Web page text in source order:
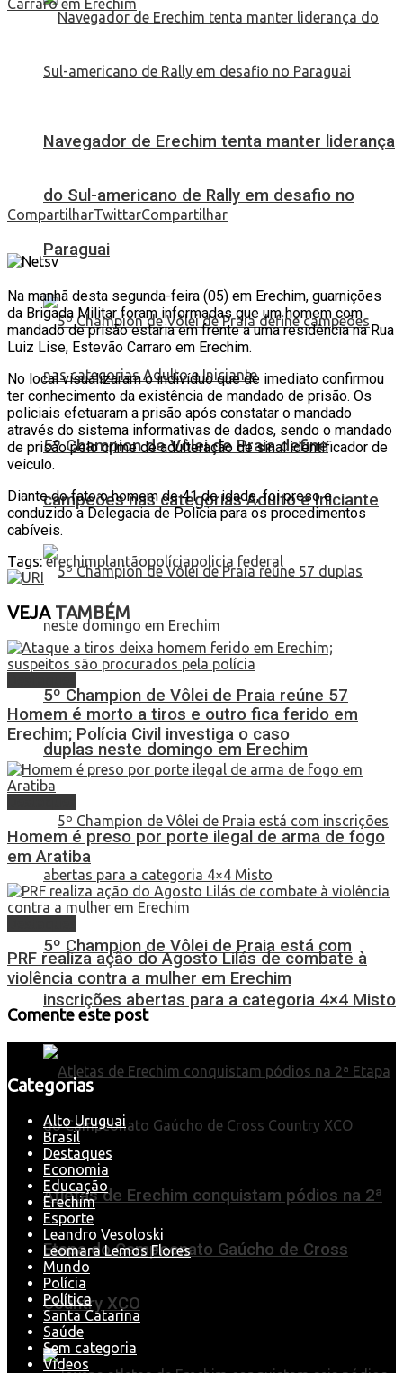
Navegador de Erechim tenta manter liderança
do Sul-americano de Rally em desafio no
Paraguai
5º Champion de Vôlei de Praia define
campeões nas categorias Adulto e Iniciante
5º Champion de Vôlei de Praia reúne 57
duplas neste domingo em Erechim
5º Champion de Vôlei de Praia está com
inscrições abertas para a categoria 4×4 Misto
Atletas de Erechim conquistam pódios na 2ª
Etapa do Campeonato Gaúcho de Cross
Country XCO
CompartilharTwittarCompartilhar
Na manhã desta segunda-feira (05) em Erechim, guarnições
da Brigada Militar foram informadas que um homem com
mandado de prisão estaria em frente a uma residência na Rua
Luiz Lise, Estevão Carraro em Erechim.
No local visualizaram o indivíduo que de imediato confirmou
ter conhecimento da existência de mandado de prisão. Os
policiais efetuaram a prisão após constatar o mandado
através do sistema informativas de dados, sendo o mandado
de prisão pelo crime de adulteração de sinal identificador de
veículo.
Diante do fato o homem de 41 de idade, foi preso e
conduzido a Delegacia de Polícia para os procedimentos
cabíveis.
Tags: erechimplantãopolíciapolicia federal
VEJATAMBÉM
Homem é morto a tiros e outro fica ferido em
Erechim; Polícia Civil investiga o caso
Homem é preso por porte ilegal de arma de fogo
em Aratiba
PRF realiza ação do Agosto Lilás de combate à
violência contra a mulher em Erechim
Comente este post
Categorias
Alto Uruguai
Brasil
Destaques
Economia
Educação
Erechim
Esporte
Leandro Vesoloski
Leomara Lemos Flores
Mundo
Polícia
Política
Santa Catarina
Saúde
Sem categoria
Videos